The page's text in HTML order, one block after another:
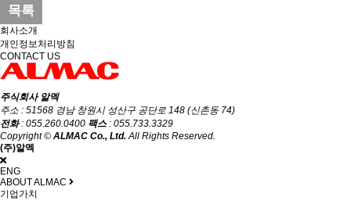
목록
회사소개
개인정보처리방침
CONTACT US
주식회사 알멕
주소 : 51568 경남 창원시 성산구 공단로 148 (신촌동 74)
전화: 055.260.0400 팩스: 055.733.3329
Copyright © ALMAC Co., Ltd.All Rights Reserved.
(주)알멕
ENG
ABOUT ALMAC
기업가치